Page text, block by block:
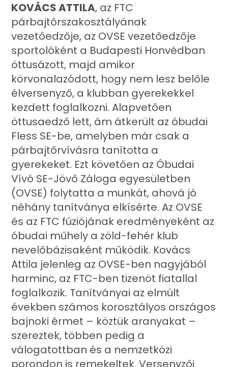
KOVÁCS ATTILA, az FTC
párbajtőrszakosztályának
vezetőedzője, az OVSE vezetőedzője
sportolóként a Budapesti Honvédban
öttusázott, majd amikor
körvonalazódott, hogy nem lesz belőle
élversenyző, a klubban gyerekekkel
kezdett foglalkozni. Alapvetően
öttusaedző lett, ám átkerült az óbudai
Fless SE-be, amelyben már csak a
párbajtőrvívásra tanította a
gyerekeket. Ezt követően az Óbudai
Vívó SE-Jövő Záloga egyesületben
(OVSE) folytatta a munkát, ahová jó
néhány tanítványa elkísérte. Az OVSE
és az FTC fúziójának eredményeként az
óbudai műhely a zöld-fehér klub
nevelőbázisaként működik. Kovács
Attila jelenleg az OVSE-ben nagyjából
harminc, az FTC-ben tizenöt fiatallal
foglalkozik. Tanítványai az elmúlt
években számos korosztályos országos
bajnoki érmet – köztük aranyakat –
szereztek, többen pedig a
válogatottban és a nemzetközi
porondon is remekeltek. Versenyzői